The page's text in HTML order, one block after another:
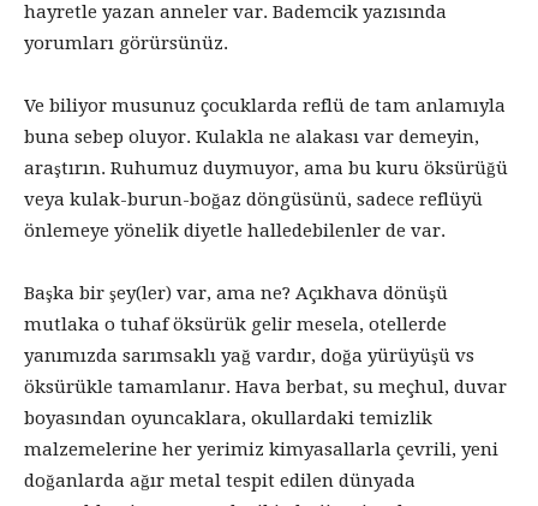
hayretle yazan anneler var. Bademcik yazısında
yorumları görürsünüz.
Ve biliyor musunuz çocuklarda reflü de tam anlamıyla
buna sebep oluyor. Kulakla ne alakası var demeyin,
araştırın. Ruhumuz duymuyor, ama bu kuru öksürüğü
veya kulak-burun-boğaz döngüsünü, sadece reflüyü
önlemeye yönelik diyetle halledebilenler de var.
Başka bir şey(ler) var, ama ne? Açıkhava dönüşü
mutlaka o tuhaf öksürük gelir mesela, otellerde
yanımızda sarımsaklı yağ vardır, doğa yürüyüşü vs
öksürükle tamamlanır. Hava berbat, su meçhul, duvar
boyasından oyuncaklara, okullardaki temizlik
malzemelerine her yerimiz kimyasallarla çevrili, yeni
doğanlarda ağır metal tespit edilen dünyada